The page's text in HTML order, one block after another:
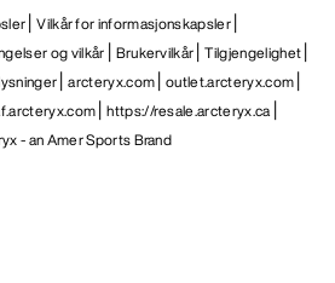
Vilkår for informasjonskapsler
og vilkår Brukervilkår Tilgjengelighet
arcteryx.com outlet.arcteryx.com
https://resale.arcteryx.ca
- an Amer Sports Brand